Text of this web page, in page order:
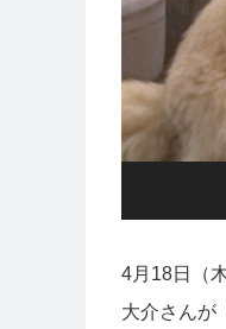
4月18日（
大介さんが